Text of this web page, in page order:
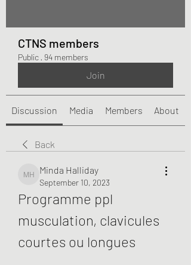
CTNS members
Public · 94 members
Join
Discussion Media Members About
Back
Minda Halliday
Minda Halliday
September 10, 2023
Programme ppl
musculation, clavicules
courtes ou longues